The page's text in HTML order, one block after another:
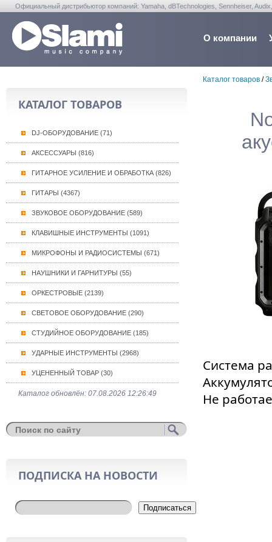
Официальный дистрибьютор компаний: Yamaha, dBTechnologies, Sennheiser,
О компании
КАТАЛОГ ТОВАРОВ
DJ-ОБОРУДОВАНИЕ (71)
АКСЕССУАРЫ (816)
ГИТАРНОЕ УСИЛЕНИЕ И ОБРАБОТКА (826)
ГИТАРЫ (4367)
ЗВУКОВОЕ ОБОРУДОВАНИЕ (589)
КЛАВИШНЫЕ ИНСТРУМЕНТЫ (1091)
МИКРОФОНЫ И РАДИОСИСТЕМЫ (671)
НАУШНИКИ И ГАРНИТУРЫ (55)
ОРКЕСТРОВЫЕ (2139)
СВЕТОВОЕ ОБОРУДОВАНИЕ (290)
СТУДИЙНОЕ ОБОРУДОВАНИЕ (185)
УДАРНЫЕ ИНСТРУМЕНТЫ (2968)
УЦЕНЕННЫЙ ТОВАР (30)
Каталог обновлён: 07.08.2026 12:26:49
ПОДПИСКА НА НОВОСТИ
Подписаться
Каталог товаров/
Система
Не